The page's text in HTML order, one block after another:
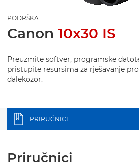
PODRŠKA
Canon 10x30 IS
Preuzmite softver, programske
pristupite resursima za rješavanje
dalekozor.
PRIRUČNICI
Priručnici